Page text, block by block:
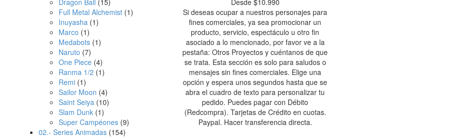
Si deseas ocupar a nuestros personajes para
fines comerciales, ya sea promocionar un
producto, servicio, espectáculo u otro fin
asociado a lo mencionado, por favor ve a la
pestaña: Otros Proyectos y cuéntanos de que
se trata. Esta sección es solo para saludos o
mensajes sin fines comerciales. Elige una
opción y espera unos segundos hasta que se
abra el cuadro de texto para personalizar tu
pedido. Puedes pagar con Débito
(Redcompra). Tarjetas de Crédito en cuotas.
Paypal. Hacer transferencia directa.
Full Metal Alchemist (1)
Inuyasha (1)
Marco (1)
Medabots (1)
Naruto (7)
One Piece (4)
Ranma 1/2 (1)
Remi (1)
Sailor Moon (4)
Saint Seiya (10)
Slam Dunk (1)
Super Campéones (9)
02.- Series Animadas (154)